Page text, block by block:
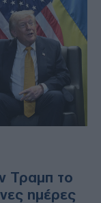
Τραμπ το
ημέρες